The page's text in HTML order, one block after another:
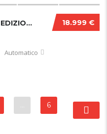
18.999 €
LANCIA YPSILON 1.2 HYBRID EDIZIONE CASSINA
Automatico
… 6